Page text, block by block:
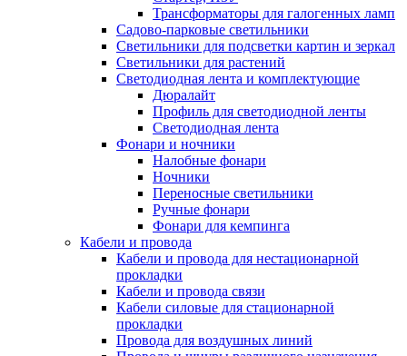
Трансформаторы для галогенных ламп
Садово-парковые светильники
Светильники для подсветки картин и зеркал
Светильники для растений
Светодиодная лента и комплектующие
Дюралайт
Профиль для светодиодной ленты
Светодиодная лента
Фонари и ночники
Налобные фонари
Ночники
Переносные светильники
Ручные фонари
Фонари для кемпинга
Кабели и провода
Кабели и провода для нестационарной
прокладки
Кабели и провода связи
Кабели силовые для стационарной
прокладки
Провода для воздушных линий